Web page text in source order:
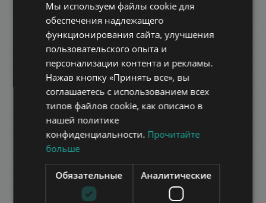
PAULAY EDE UTCA, ALL INCLUSIVE
Арендная плата:579.000 HUF
Район 6 • 2 Спальни • 90 m2
ДОБАВИТЬ В СПИСОК
HUNGARIAN
ITALIAN
SPANISH
RUSSIAN
Мы используем файлы cookie для
обеспечения надлежащего
функционирования сайта, улучшения
пользовательского опыта и
персонализации контента и рекламы.
Нажав кнопку «Принять все», вы
соглашаетесь с использованием всех
типов файлов cookie, как описано в
нашей политике
конфиденциальности. Прочитайте
больше
Обязательные Аналитические